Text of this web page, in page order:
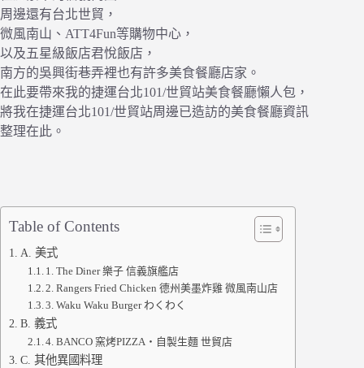
周邊還有台北世貿，
微風南山、ATT4Fun等購物中心，
以及五星級飯店君悅飯店，
南方的吳興街巷弄裡也有許多美食餐廳店家。
在此要帶來我的捷運台北101/世貿站美食餐廳懶人包，
將我在捷運台北101/世貿站周邊已造訪的美食餐廳資訊
整理在此。
Table of Contents
A. 美式
1. The Diner 樂子 信義旗艦店
2. Rangers Fried Chicken 德州美墨炸雞 微風南山店
3. Waku Waku Burger わくわく
B. 義式
4. BANCO 窯烤PIZZA‧自製生麵 世貿店
C. 其他異國料理